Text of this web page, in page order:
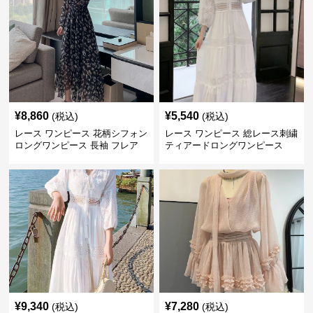
¥8,860 (税込)
レース ワンピース 花柄シフォン
ロングワンピース 長袖 フレア
¥5,540 (税込)
レース ワンピース 総レース刺繍
ティアードロングワンピース
¥9,340 (税込) ¥7,280 (税込)